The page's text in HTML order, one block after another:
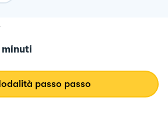
minuti
passo passo